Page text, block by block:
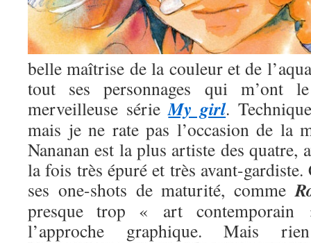
belle maîtrise de la couleur et de
tout ses personnages qui m’ont
merveilleuse sérieMy girl.
mais je ne rate pas l’occasion de la
Nananan est la plus artiste des quatre,
la fois très épuré et très avant-
ses one-shots de maturité, comme
presque trop « art contemporain
l’approche graphique. Mais